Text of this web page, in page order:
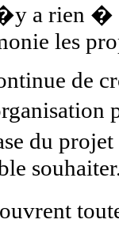
a rien �
les
de
du